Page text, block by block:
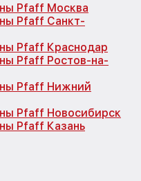
Pfaff Москва
Pfaff Санкт-
Pfaff Краснодар
Pfaff Ростов-на-
Pfaff Нижний
Pfaff Новосибирск
Pfaff Казань